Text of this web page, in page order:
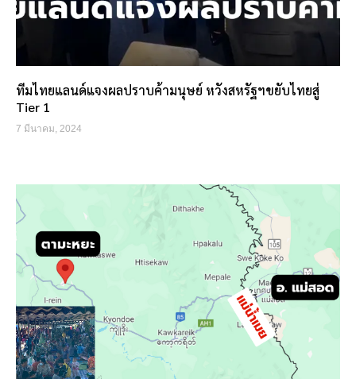
ทีมไทยแลนด์แจงผลปราบค้ามนุษย์ หวังสหรัฐฯขยับไทยสู่
Tier 1
7 มีนาคม, 2024